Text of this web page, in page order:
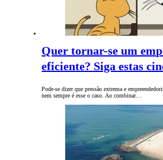
Quer tornar-se um
eficiente? Siga estas
Pode-se dizer que pressão extrema e
nem sempre é esse o caso. Ao combinar…